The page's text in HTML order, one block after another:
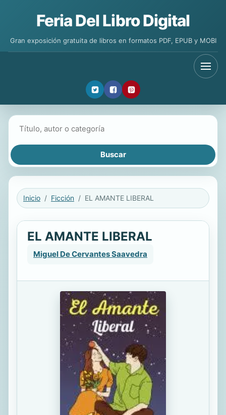
Feria Del Libro Digital
Gran exposición gratuita de libros en formatos PDF, EPUB y MOBI
Inicio Ficción EL AMANTE LIBERAL
EL AMANTE LIBERAL
Miguel De Cervantes Saavedra